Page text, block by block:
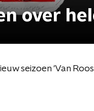
over